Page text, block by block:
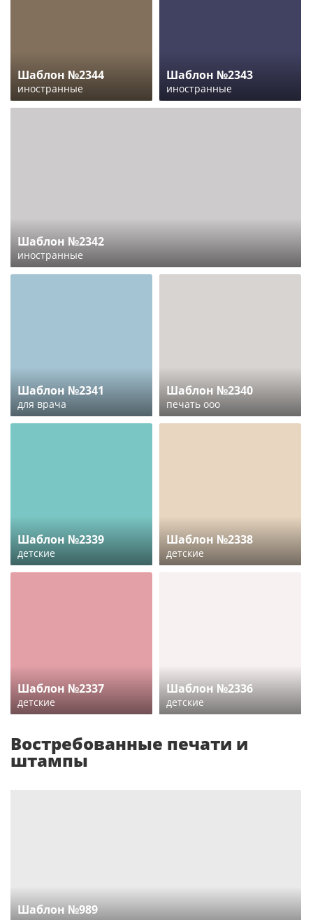
Шаблон №2344
иностранные
Шаблон №2343
иностранные
Шаблон №2342
иностранные
Шаблон №2341
для врача
Шаблон №2340
печать ооо
Шаблон №2339
детские
Шаблон №2338
детские
Шаблон №2337
детские
Шаблон №2336
детские
Востребованные печати и
штампы
Шаблон №989